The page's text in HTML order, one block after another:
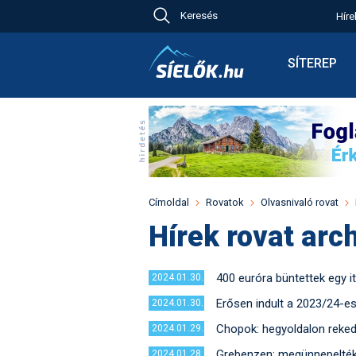
Keresés
SÍTEREP
Síbérletárak
Toplista
Időjárás
Havazás
Címoldal Rovatok Olvasnivaló rovat
Hírek rovat
2024.01.30. 400 euróra büntettek egy
2024.01.30. Erősen indult a 2023/24-
2024.01.29. Chopok: hegyoldalon
2024.01.28.